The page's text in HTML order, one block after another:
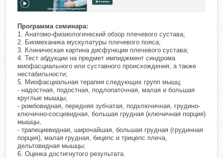
Программа семинара:
1. Анатомо-физиологический обзор плечевого сустава;
2. Биомеханика мускулатуры плечевого пояса;
3. Клиническая картина дисфункции плечевого сустава;
4. Тест абдукции на предмет импиджмент синдрома
миофасциального или суставного происхождения, а также
нестабильности;
5. Миофасциальная терапия следующих групп мышц:
- надостная, подостная, подлопаточная, малая и большая
круглые мышцы,
- ромбовидная, передняя зубчатая, подключичная, грудино-
ключично-сосцевидная, большая грудная (ключичная порция)
мышцы,
- трапециевидная, широчайшая, большая грудная (грудинная
порция), малая грудная, бицепс и трицепс плеча,
дельтовидная мышцы;
6. Оценка достигнутого результата.